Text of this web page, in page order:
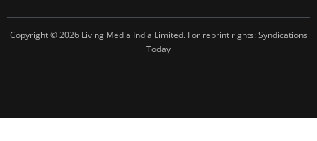
Copyright © 2026 Living Media India Limited. For reprint rights:Syndications
Today